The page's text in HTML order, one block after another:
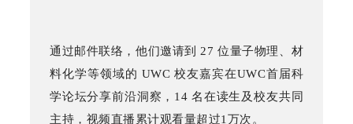
通过邮件联络，他们邀请到 27位量子物理、材
料化学等领域的 UWC 校友嘉宾在UWC首届科
学论坛分享前沿洞察， 14 名在读生及校友共同
主持，视频直播累计观看量超过1 万次。